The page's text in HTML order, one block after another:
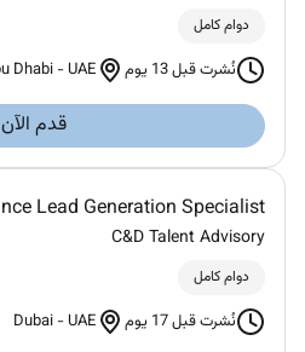
دوام كامل
نُشرت قبل 13 يوم Dhabi -UAE
قدم الآن
Lead Generation Specialist
C&D Talent Advisory
دوام كامل
نُشرت قبل 17 يوم Dubai -UAE